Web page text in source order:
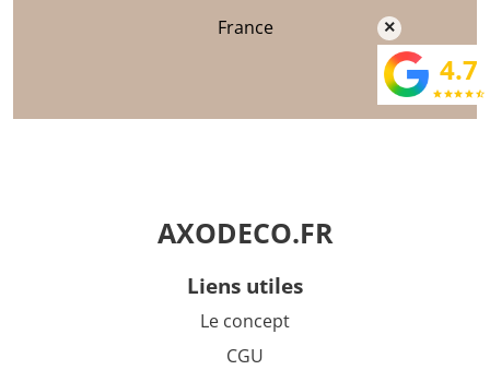
France
AXODECO.FR
liens utiles
Le concept
CGU
×
4.7
star starstar star star_half